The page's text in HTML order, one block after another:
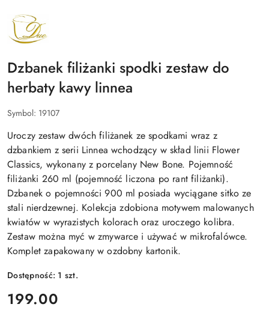
NAZWA
PRODUCENTA:
DUO
Dzbanek filiżanki spodki zestaw do
herbaty kawy linnea
Symbol: 19107
Uroczy zestaw dwóch filiżanek ze spodkami wraz z
dzbankiem z serii Linnea wchodzący w skład linii Flower
Classics, wykonany z porcelany New Bone. Pojemność
filiżanki 260 ml (pojemność liczona po rant filiżanki).
Dzbanek o pojemności 900 ml posiada wyciągane sitko ze
stali nierdzewnej. Kolekcja zdobiona motywem malowanych
kwiatów w wyrazistych kolorach oraz uroczego kolibra.
Zestaw można myć w zmywarce i używać w mikrofalówce.
Komplet zapakowany w ozdobny kartonik.
Dostępność: 1 szt.
cena:
199.00